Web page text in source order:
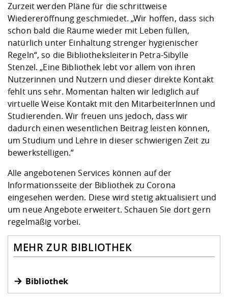
Zurzeit werden Pläne für die schrittweise
Wiedereröffnung geschmiedet. „Wir hoffen, dass sich
schon bald die Räume wieder mit Leben füllen,
natürlich unter Einhaltung strenger hygienischer
Regeln“, so die Bibliotheksleiterin Petra-Sibylle
Stenzel. „Eine Bibliothek lebt vor allem von ihren
Nutzerinnen und Nutzern und dieser direkte Kontakt
fehlt uns sehr. Momentan halten wir lediglich auf
virtuelle Weise Kontakt mit den MitarbeiterInnen und
Studierenden. Wir freuen uns jedoch, dass wir
dadurch einen wesentlichen Beitrag leisten können,
um Studium und Lehre in dieser schwierigen Zeit zu
bewerkstelligen.“
Alle angebotenen Services können auf der
Informationsseite der Bibliothek zu Corona
eingesehen werden. Diese wird stetig aktualisiert und
um neue Angebote erweitert. Schauen Sie dort gern
regelmäßig vorbei.
MEHR ZUR BIBLIOTHEK
Bibliothek